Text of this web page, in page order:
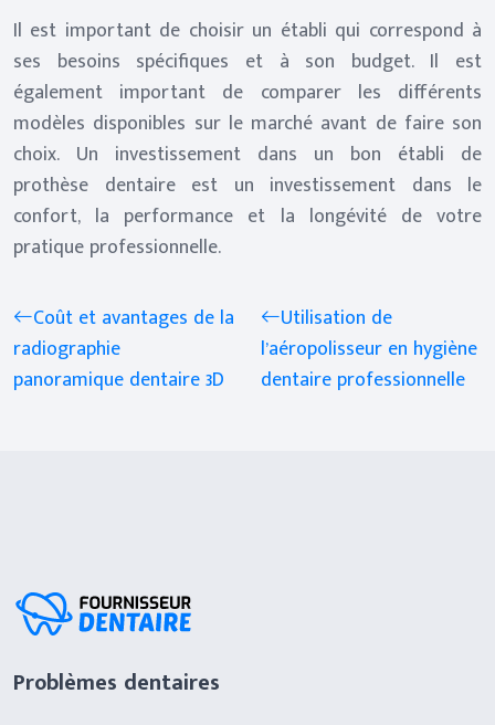
Il est important de choisir un établi qui correspond à
ses besoins spécifiques et à son budget. Il est
également important de comparer les différents
modèles disponibles sur le marché avant de faire son
choix. Un investissement dans un bon établi de
prothèse dentaire est un investissement dans le
confort, la performance et la longévité de votre
pratique professionnelle.
Coût et avantages de la
radiographie
panoramique dentaire 3D
Utilisation de
l’aéropolisseur en hygiène
dentaire professionnelle
Problèmes dentaires